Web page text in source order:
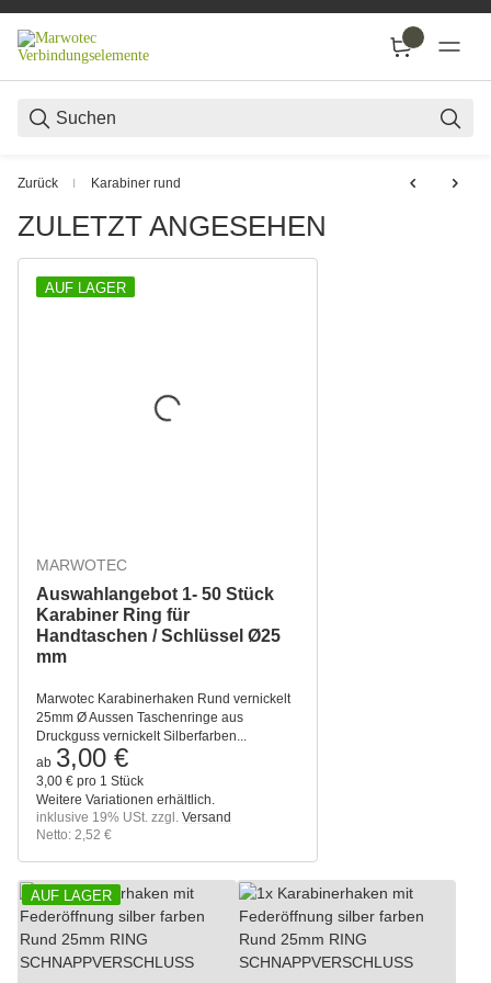
Zurück Karabiner rund
ZULETZT ANGESEHEN
AUF LAGER
MARWOTEC
Auswahlangebot 1- 50 Stück
Karabiner Ring für
Handtaschen / Schlüssel Ø25
mm
Marwotec Karabinerhaken Rund vernickelt
25mm Ø Aussen Taschenringe aus
Druckguss vernickelt Silberfarben...
ab 3,00 €
3,00 € pro 1 Stück
Weitere Variationen erhältlich.
inklusive 19% USt. zzgl. Versand
Netto: 2,52 €
AUF LAGER